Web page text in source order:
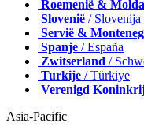
Roemenië &
Slovenië / Slovenija
Servië &
Spanje / España
Zwitserland /
Turkije / Türkiye
Verenigd
Asia-Pacific